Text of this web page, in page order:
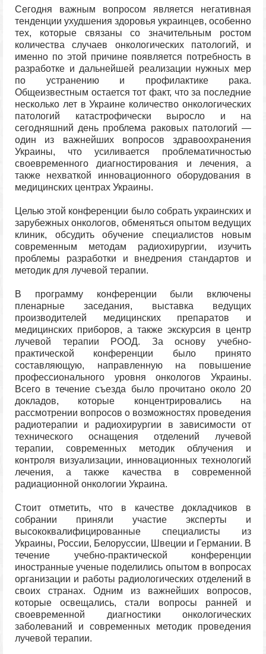
Сегодня важным вопросом является негативная
тенденции ухудшения здоровья украинцев, особенно
тех, которые связаны со значительным ростом
количества случаев онкологических патологий, и
именно по этой причине появляется потребность в
разработке и дальнейшей реализации нужных мер
по устранению и профилактике рака.
Общеизвестным остается тот факт, что за последние
несколько лет в Украине количество онкологических
патологий катастрофически выросло и на
сегодняшний день проблема раковых патологий —
один из важнейших вопросов здравоохранения
Украины, что усиливается проблематичностью
своевременного диагностирования и лечения, а
также нехваткой инновационного оборудования в
медицинских центрах Украины.
Целью этой конференции было собрать украинских и
зарубежных онкологов, обменяться опытом ведущих
клиник, обсудить обучение специалистов новым
современным методам радиохирургии, изучить
проблемы разработки и внедрения стандартов и
методик для лучевой терапии.
В программу конференции были включены
пленарные заседания, выставка ведущих
производителей медицинских препаратов и
медицинских приборов, а также экскурсия в центр
лучевой терапии РООД. За основу учебно-
практической конференции было принято
составляющую, направленную на повышение
профессионального уровня онкологов Украины.
Всего в течение съезда было прочитано около 20
докладов, которые концентрировались на
рассмотрении вопросов о возможностях проведения
радиотерапии и радиохирургии в зависимости от
технического оснащения отделений лучевой
терапии, современных методик облучения и
контроля визуализации, инновационных технологий
лечения, а также качества в современной
радиационной онкологии Украина.
Стоит отметить, что в качестве докладчиков в
собрании приняли участие эксперты и
высококвалифицированные специалисты из
Украины, России, Белоруссии, Швеции и Германии. В
течение учебно-практической конференции
иностранные ученые поделились опытом в вопросах
организации и работы радиологических отделений в
своих странах. Одним из важнейших вопросов,
которые освещались, стали вопросы ранней и
своевременной диагностики онкологических
заболеваний и современных методик проведения
лучевой терапии.